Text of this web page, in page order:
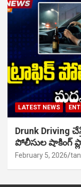
LATEST NEWS
Drunk Driving
పోలీసుల షాకింగ్
February 5, 2026